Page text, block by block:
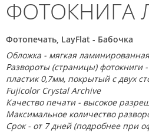
ФОТОКНИГА
Фотопечать, LayFlat - Бабочка
Обложка - мягкая
Развороты (страницы) фотокниги
пластик 0,7мм, покрытый с двух
Fujicolor Crystal Archive
Качество печати - высокое
Максимальное количество
Срок - от 7 дней (подробнее при